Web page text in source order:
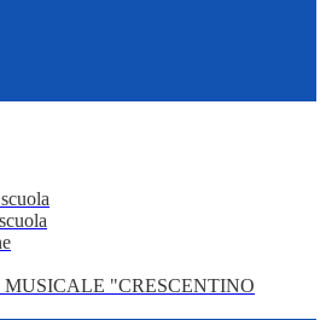
MUSICALE "CRESCENTINO